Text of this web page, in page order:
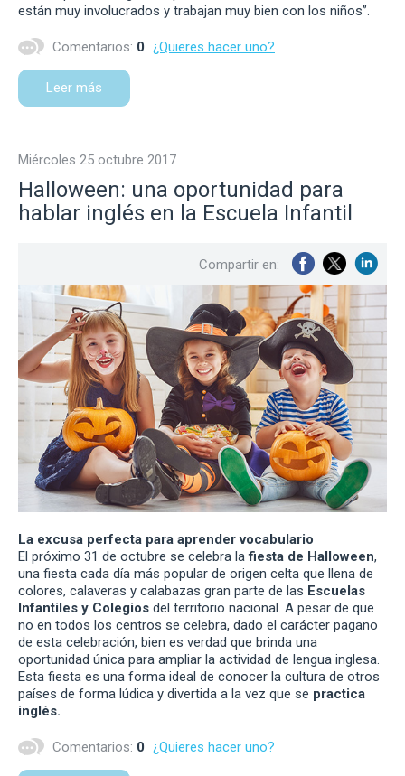
están muy involucrados y trabajan muy bien con los niños”.
Comentarios: 0 ¿Quieres hacer uno?
Leer más
miércoles 25 octubre 2017
Halloween: una oportunidad para
hablar inglés en la Escuela Infantil
Compartir en:
La excusa perfecta para aprender vocabulario
El próximo 31 de octubre se celebra lafiesta de Halloween,
una fiesta cada día más popular de origen celta que llena de
colores, calaveras y calabazas gran parte de las Escuelas
Infantiles y Colegios del territorio nacional. A pesar de que
no en todos los centros se celebra, dado el carácter pagano
de esta celebración, bien es verdad que brinda una
oportunidad única para ampliar la actividad de lengua inglesa.
Esta fiesta es una forma ideal de conocer la cultura de otros
países de forma lúdica y divertida a la vez que se practica
inglés.
Comentarios: 0 ¿Quieres hacer uno?